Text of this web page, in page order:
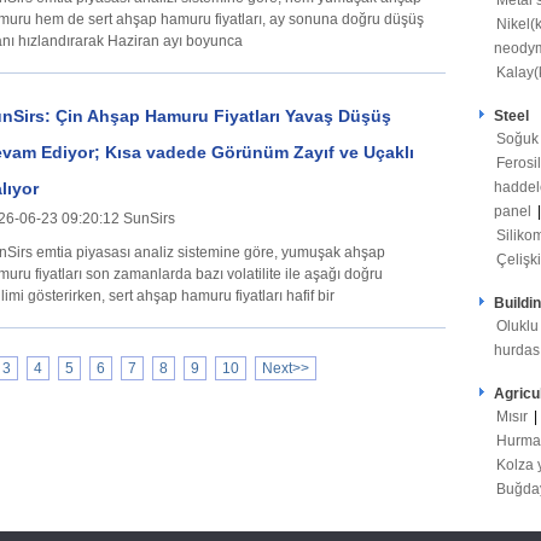
hem de sert ahşap hamuru fiyatları, ay sonuna doğru düşüş
hızlandırarak Haziran ayı boyunca
Çin Ahşap Hamuru Fiyatları Yavaş Düşüş
Ediyor; Kısa vadede Görünüm Zayıf ve Uçaklı
06-23 09:20:12 SunSirs
emtia piyasası analiz sistemine göre, yumuşak ahşap
fiyatları son zamanlarda bazı volatilite ile aşağı doğru
gösterirken, sert ahşap hamuru fiyatları hafif bir
3 4 5 6 7 8 9 10 Next>>
Steel
panel
Çelişki
Oluklu
Mısır
Kolza